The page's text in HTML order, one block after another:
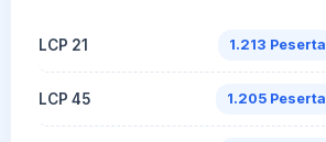
LCP 21 1.213 Peserta
LCP 45 1.205 Peserta